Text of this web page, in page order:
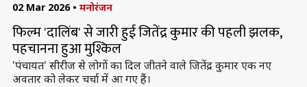
02 Mar 2026 • मनोरंजन
फिल्म 'दालिंब' से जारी हुई जितेंद्र कुमार की पहली झलक,
पहचानना हुआ मुश्किल
'पंचायत' सीरीज से लोगों का दिल जीतने वाले जितेंद्र कुमार एक नए
अवतार को लेकर चर्चा में आ गए हैं।